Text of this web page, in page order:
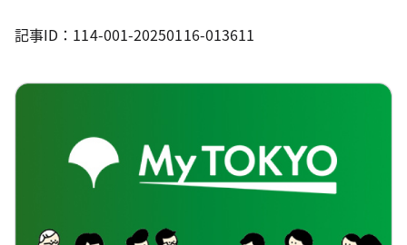
記事ID：114-001-20250116-013611